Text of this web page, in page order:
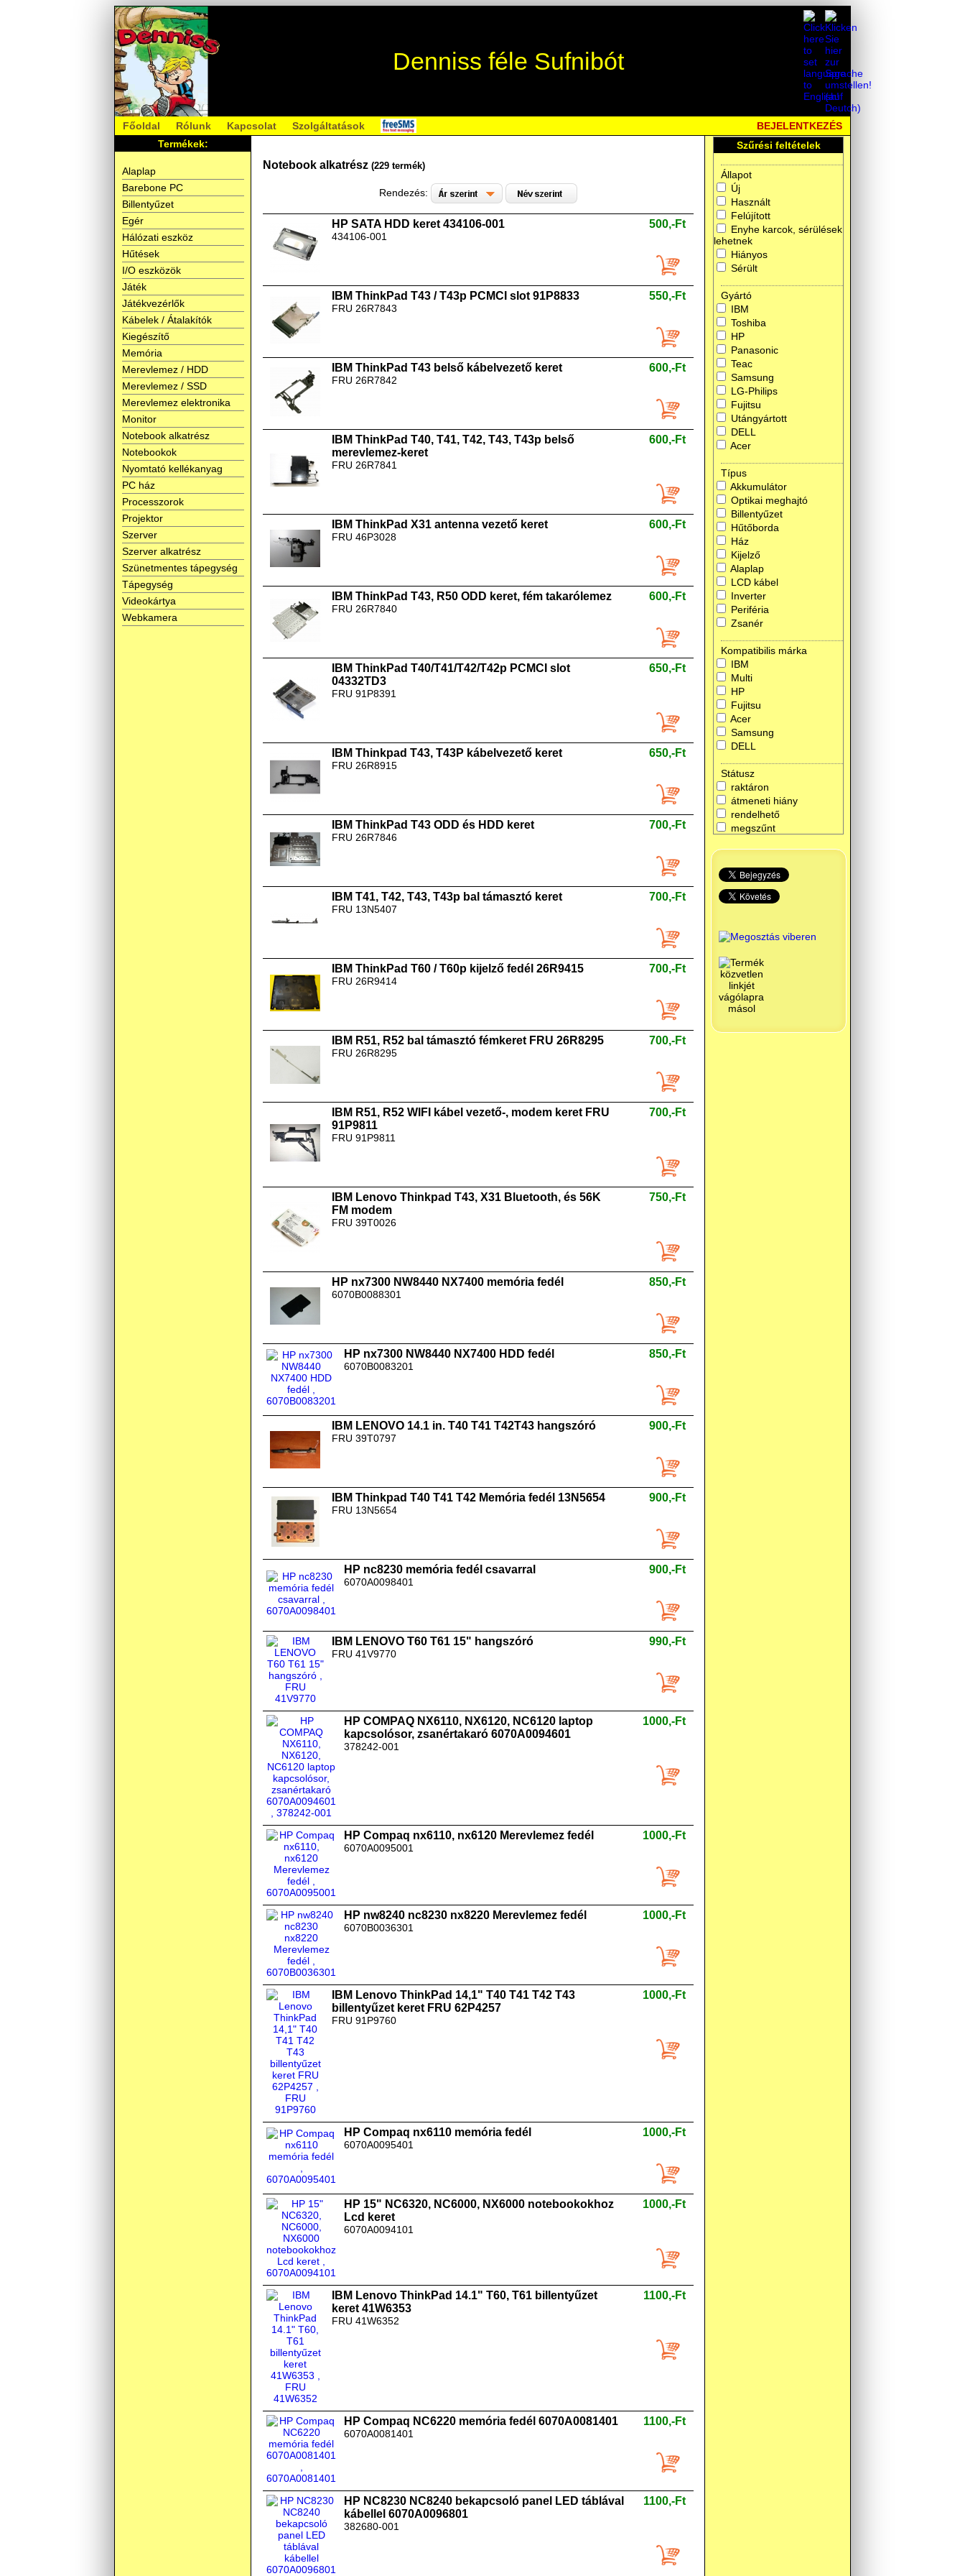
Denniss féle Sufnibót
Főoldal Rólunk Kapcsolat Szolgáltatások
BEJELENTKEZÉS
Termékek:
Alaplap
Barebone PC
Billentyűzet
Egér
Hálózati eszköz
Hűtések
I/O eszközök
Játék
Játékvezérlők
Kábelek / Átalakítók
Kiegészítő
Memória
Merevlemez / HDD
Merevlemez / SSD
Merevlemez elektronika
Monitor
Notebook alkatrész
Notebookok
Nyomtató kellékanyag
PC ház
Processzorok
Projektor
Szerver
Szerver alkatrész
Szünetmentes tápegység
Tápegység
Videokártya
Webkamera
Notebook alkatrész (229 termék)
Rendezés:
HP SATA HDD keret 434106-001
434106-001
500,-Ft
IBM ThinkPad T43 / T43p PCMCI slot 91P8833
FRU 26R7843
550,-Ft
IBM ThinkPad T43 belső kábelvezető keret
FRU 26R7842
600,-Ft
IBM ThinkPad T40, T41, T42, T43, T43p belső
merevlemez-keret
FRU 26R7841
600,-Ft
IBM ThinkPad X31 antenna vezető keret
FRU 46P3028
600,-Ft
IBM ThinkPad T43, R50 ODD keret, fém takarólemez
FRU 26R7840
600,-Ft
IBM ThinkPad T40/T41/T42/T42p PCMCI slot
04332TD3
FRU 91P8391
650,-Ft
IBM Thinkpad T43, T43P kábelvezető keret
FRU 26R8915
650,-Ft
IBM ThinkPad T43 ODD és HDD keret
FRU 26R7846
700,-Ft
IBM T41, T42, T43, T43p bal támasztó keret
FRU 13N5407
700,-Ft
IBM ThinkPad T60 / T60p kijelző fedél 26R9415
FRU 26R9414
700,-Ft
IBM R51, R52 bal támasztó fémkeret FRU 26R8295
FRU 26R8295
700,-Ft
IBM R51, R52 WIFI kábel vezető-, modem keret FRU
91P9811
FRU 91P9811
700,-Ft
IBM Lenovo Thinkpad T43, X31 Bluetooth, és 56K
FM modem
FRU 39T0026
750,-Ft
HP nx7300 NW8440 NX7400 memória fedél
6070B0088301
850,-Ft
HP nx7300 NW8440 NX7400 HDD fedél
6070B0083201
850,-Ft
IBM LENOVO 14.1 in. T40 T41 T42T43 hangszóró
FRU 39T0797
900,-Ft
IBM Thinkpad T40 T41 T42 Memória fedél 13N5654
FRU 13N5654
900,-Ft
HP nc8230 memória fedél csavarral
6070A0098401
900,-Ft
IBM LENOVO T60 T61 15" hangszóró
FRU 41V9770
990,-Ft
HP COMPAQ NX6110, NX6120, NC6120 laptop
kapcsolósor, zsanértakaró 6070A0094601
378242-001
1000,-Ft
HP Compaq nx6110, nx6120 Merevlemez fedél
6070A0095001
1000,-Ft
HP nw8240 nc8230 nx8220 Merevlemez fedél
6070B0036301
1000,-Ft
IBM Lenovo ThinkPad 14,1" T40 T41 T42 T43
billentyűzet keret FRU 62P4257
FRU 91P9760
1000,-Ft
HP Compaq nx6110 memória fedél
6070A0095401
1000,-Ft
HP 15" NC6320, NC6000, NX6000 notebookokhoz
Lcd keret
6070A0094101
1000,-Ft
IBM Lenovo ThinkPad 14.1" T60, T61 billentyűzet
keret 41W6353
FRU 41W6352
1100,-Ft
HP Compaq NC6220 memória fedél 6070A0081401
6070A0081401
1100,-Ft
HP NC8230 NC8240 bekapcsoló panel LED táblával
kábellel 6070A0096801
382680-001
1100,-Ft
Szűrési feltételek
Állapot
Új
Használt
Felújított
Enyhe karcok, sérülések
lehetnek
Hiányos
Sérült
Gyártó
IBM
Toshiba
HP
Panasonic
Teac
Samsung
LG-Philips
Fujitsu
Utángyártott
DELL
Acer
Típus
Akkumulátor
Optikai meghajtó
Billentyűzet
Hűtőborda
Ház
Kijelző
Alaplap
LCD kábel
Inverter
Periféria
Zsanér
Kompatibilis márka
IBM
Multi
HP
Fujitsu
Acer
Samsung
DELL
Státusz
raktáron
átmeneti hiány
rendelhető
megszűnt